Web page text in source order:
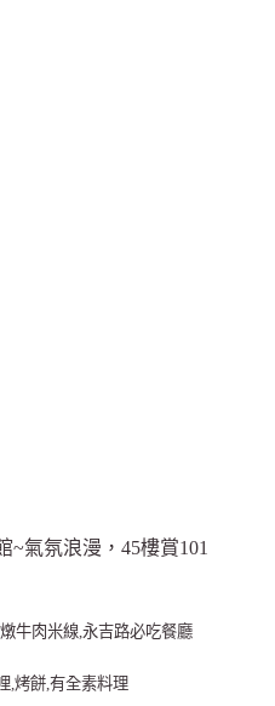
氣氛浪漫，45樓賞101
牛肉米線,永吉路必吃餐廳
,烤餅,有全素料理